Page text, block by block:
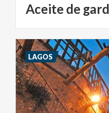
Aceitede
LAGOS